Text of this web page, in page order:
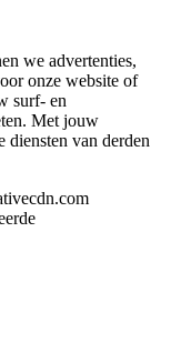
we advertenties,
onze website of
surf- en
Met jouw
diensten van derden